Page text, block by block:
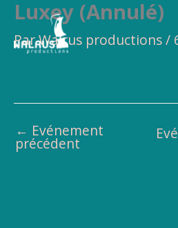
Aller
contenu
Luxey (Annulé)
ParWalrus productions/
← Evénement
précédent